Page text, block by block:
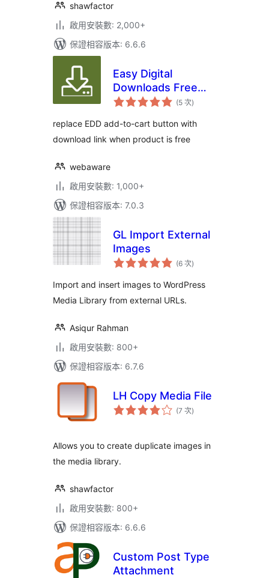
shawfactor
啟用安裝數: 2,000+
保證相容版本: 6.6.6
Easy Digital
Downloads Free
Link
(5 次評
分
數
)
replace EDD add-to-cart button with
download link when product is free
webaware
啟用安裝數: 1,000+
保證相容版本: 7.0.3
GL Import External
Images
(6 次評
分
數
)
Import and insert images to WordPress
Media Library from external URLs.
Asiqur Rahman
啟用安裝數: 800+
保證相容版本: 6.7.6
LH Copy Media File
(7 次評
分)
Allows you to create duplicate images in
the media library.
shawfactor
啟用安裝數: 800+
保證相容版本: 6.6.6
Custom Post Type
Attachment